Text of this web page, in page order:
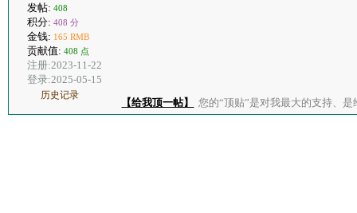
发帖: 408
积分: 408 分
金钱: 165 RMB
贡献值: 408 点
注册:2023-11-22
登录:2025-05-15
历史记录
【给我顶一帖】 您的“顶贴”是对我最大的支持、